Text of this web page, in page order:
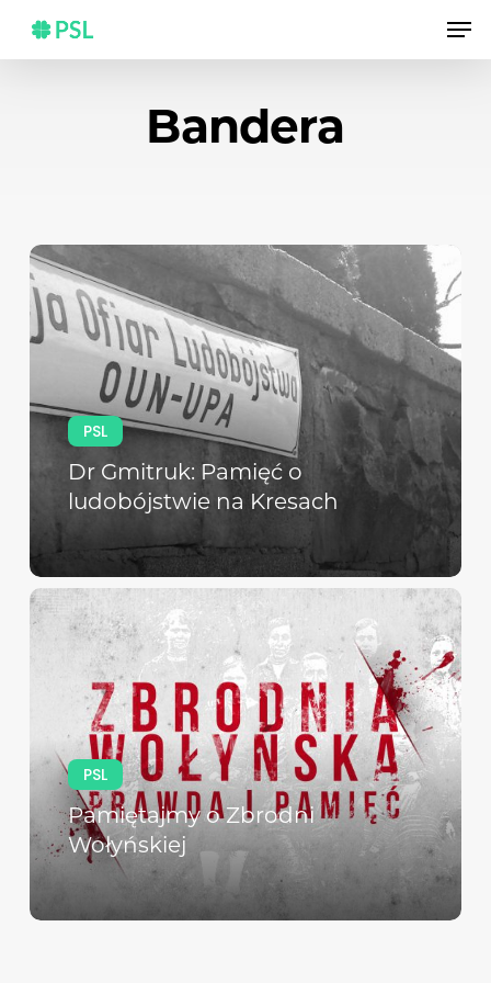
main
Bandera
PSL
Dr Gmitruk: Pamięć o
ludobójstwie na Kresach
PSL
Pamiętajmy o Zbrodni
Wołyńskiej